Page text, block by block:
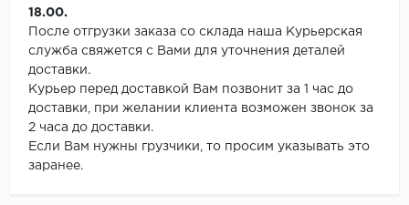
18.00.
После отгрузки заказа со склада наша Курьерская
служба свяжется с Вами для уточнения деталей
доставки.
Курьер перед доставкой Вам позвонит за 1 час до
доставки, при желании клиента возможен звонок за
2 часа до доставки.
Если Вам нужны грузчики, то просим указывать это
заранее.